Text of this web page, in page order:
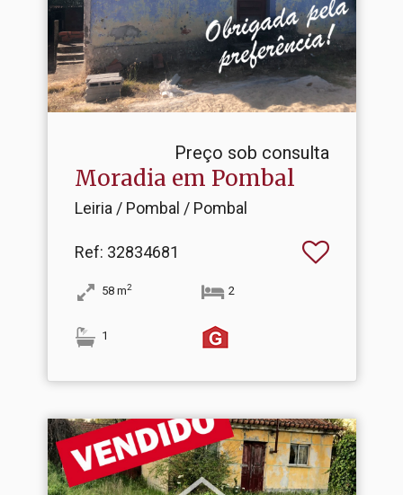
Preço sob consulta
Moradia em Pombal
Leiria / Pombal / Pombal
Ref: 32834681
58 m2 2
1